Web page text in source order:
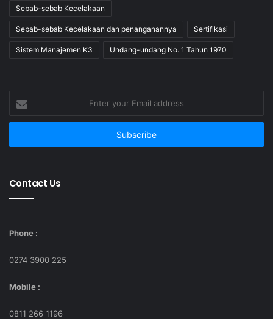
Sebab-sebab Kecelakaan
Sebab-sebab Kecelakaan dan penanganannya Sertifikasi
Sistem Manajemen K3 Undang-undang No. 1 Tahun 1970
your
Email
Contact Us
Phone :
0274 3900 225
Mobile :
0811 266 1196